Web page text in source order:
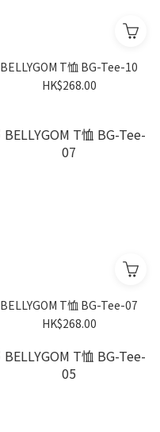
BELLYGOM T恤 BG-Tee-10
HK$268.00
BELLYGOM T恤 BG-Tee-07
HK$268.00